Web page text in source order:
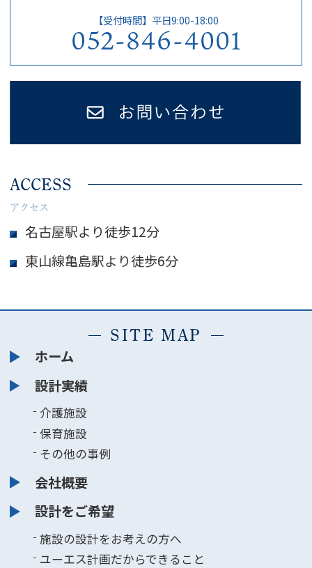
【受付時間】平日9:00-18:00
052-846-4001
ACCESS
アクセス
名古屋駅より徒歩12分
東山線亀島駅より徒歩6分
SITE MAP
ホーム
設計実績
介護施設
保育施設
その他の事例
会社概要
設計をご希望
施設の設計をお考えの方へ
ユーエス計画だからできること